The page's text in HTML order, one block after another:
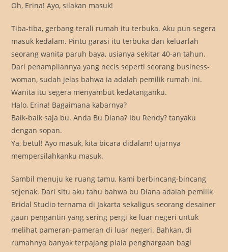
Oh, Erina! Ayo, silakan masuk!
Tiba-tiba, gerbang terali rumah itu terbuka. Aku pun segera
masuk kedalam. Pintu garasi itu terbuka dan keluarlah
seorang wanita paruh baya, usianya sekitar 40-an tahun.
Dari penampilannya yang necis seperti seorang business-
woman, sudah jelas bahwa ia adalah pemilik rumah ini.
Wanita itu segera menyambut kedatanganku.
Halo, Erina! Bagaimana kabarnya?
Baik-baik saja bu. Anda Bu Diana? Ibu Rendy? tanyaku
dengan sopan.
Ya, betul! Ayo masuk, kita bicara didalam! ujarnya
mempersilahkanku masuk.
Sambil menuju ke ruang tamu, kami berbincang-bincang
sejenak. Dari situ aku tahu bahwa bu Diana adalah pemilik
Bridal Studio ternama di Jakarta sekaligus seorang desainer
gaun pengantin yang sering pergi ke luar negeri untuk
melihat pameran-pameran di luar negeri. Bahkan, di
rumahnya banyak terpajang piala penghargaan bagi